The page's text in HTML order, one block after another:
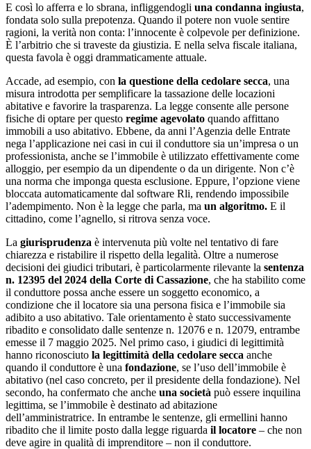
E così lo afferra e lo sbrana, infliggendogli una condanna ingiusta,
fondata solo sulla prepotenza. Quando il potere non vuole sentire
ragioni, la verità non conta: l’innocente è colpevole per definizione.
È l’arbitrio che si traveste da giustizia. E nella selva fiscale italiana,
questa favola è oggi drammaticamente attuale.
Accade, ad esempio, con la questione della cedolare secca, una
misura introdotta per semplificare la tassazione delle locazioni
abitative e favorire la trasparenza. La legge consente alle persone
fisiche di optare per questo regime agevolato quando affittano
immobili a uso abitativo. Ebbene, da anni l’Agenzia delle Entrate
nega l’applicazione nei casi in cui il conduttore sia un’impresa o un
professionista, anche se l’immobile è utilizzato effettivamente come
alloggio, per esempio da un dipendente o da un dirigente. Non c’è
una norma che imponga questa esclusione. Eppure, l’opzione viene
bloccata automaticamente dal software Rli, rendendo impossibile
l’adempimento. Non è la legge che parla, ma un algoritmo. E il
cittadino, come l’agnello, si ritrova senza voce.
La giurisprudenza è intervenuta più volte nel tentativo di fare
chiarezza e ristabilire il rispetto della legalità. Oltre a numerose
decisioni dei giudici tributari, è particolarmente rilevante la sentenza
n. 12395 del 2024 della Corte di Cassazione, che ha stabilito come
il conduttore possa anche essere un soggetto economico, a
condizione che il locatore sia una persona fisica e l’immobile sia
adibito a uso abitativo. Tale orientamento è stato successivamente
ribadito e consolidato dalle sentenze n. 12076 e n. 12079, entrambe
emesse il 7 maggio 2025. Nel primo caso, i giudici di legittimità
hanno riconosciuto la legittimità della cedolare secca anche
quando il conduttore è una fondazione, se l’uso dell’immobile è
abitativo (nel caso concreto, per il presidente della fondazione). Nel
secondo, ha confermato che anche una società può essere inquilina
legittima, se l’immobile è destinato ad abitazione
dell’amministratrice. In entrambe le sentenze, gli ermellini hanno
ribadito che il limite posto dalla legge riguarda il locatore – che non
deve agire in qualità di imprenditore – non il conduttore.